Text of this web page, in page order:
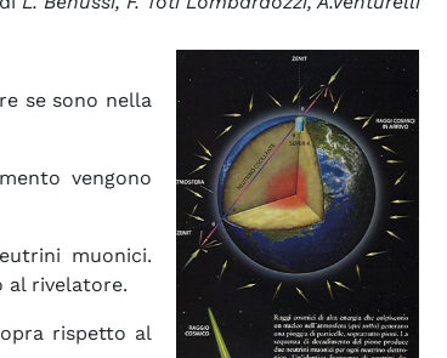
se sono nella
vengono
muonici.
al rivelatore.
rispetto al